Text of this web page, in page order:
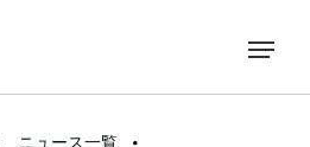
ニュース一覧